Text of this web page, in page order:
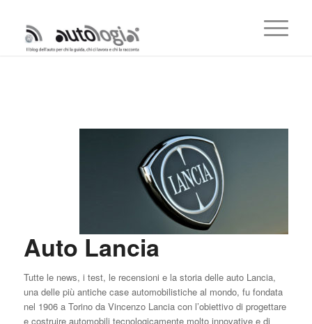
Auto Lancia
Tutte le news, i test, le recensioni e la storia delle auto Lancia,
una delle più antiche case automobilistiche al mondo, fu fondata
nel 1906 a Torino da Vincenzo Lancia con l’obiettivo di progettare
e costruire automobili tecnologicamente molto innovative e di